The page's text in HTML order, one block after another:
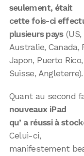
seulement, était
cette fois-ci
plusieurs pays(US,
Australie, Canada,
Japon, Puerto
Suisse, Angleterre).
Quant au second
nouveaux iPad
qu’ a réussi à
Celui-ci,
manifestement